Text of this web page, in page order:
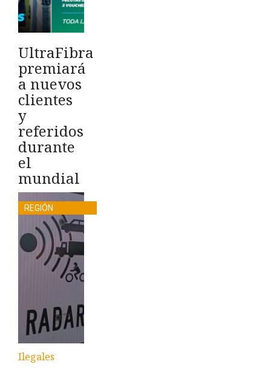
UltraFibra
premiará
a nuevos
clientes
y
referidos
durante
el
mundial
Ilegales
REGIÓN